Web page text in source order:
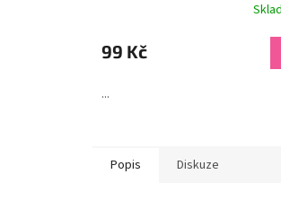
99 Kč
...
Popis Diskuze